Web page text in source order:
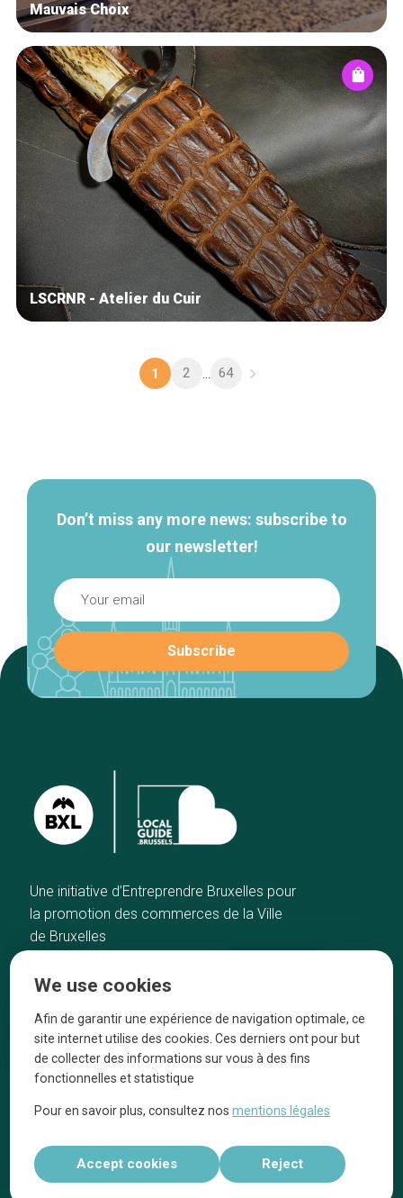
Mauvais Choix
LSCRNR - Atelier du Cuir
1 2 ... 64
Don’t miss any more news: subscribe to
our newsletter!
Une initiative d’Entreprendre Bruxelles pour
la promotion des commerces de la Ville
de Bruxelles
Our top picks
Neighborhoods
Blog
Tops 10
They talk about us
Legal information
Réalisé par
We use cookies
Afin de garantir une expérience de navigation optimale, ce
site internet utilise des cookies. Ces derniers ont pour but
de collecter des informations sur vous à des fins
fonctionnelles et statistique
Pour en savoir plus, consultez nosmentions légales
Accept cookies Reject